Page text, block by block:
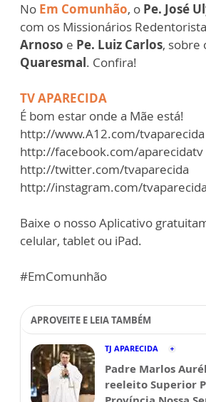
No Em Comunhão, o Pe. José
com os Missionários
Arnoso e Pe. Luiz Carlos, sobre
Quaresmal. Confira!
TV APARECIDA
É bom estar onde a Mãe está!
http://www.A12.com/tvaparecida​
http://facebook.com/aparecidatv​
http://twitter.com/tvaparecida​
http://instagram.com/tvaparecida​
Baixe o nosso Aplicativo
celular, tablet ou iPad.
#EmComunhão
APROVEITE E LEIA TAMBÉM
TJ APARECIDA
Padre Marlos
reeleito Superior